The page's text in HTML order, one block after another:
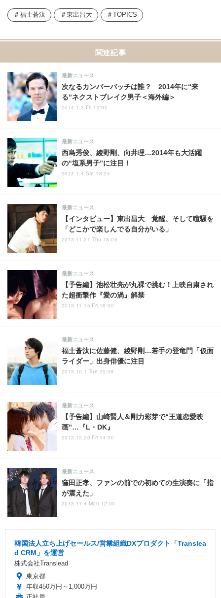
福士蒼汰 東出昌大 TOPICS
関連記事
次なるカンバーバッチは誰？ 2014年に“来
る”ネクストブレイク男子＜海外編＞
最新ニュース
2014.1.3 Fri 12:00
西島秀俊、綾野剛、向井理…2014年も大活躍
の“塩系男子”に注目！
最新ニュース
2014.1.4 Sat 18:24
【インタビュー】東出昌大 覚醒、そして喧騒を
「どこかで楽しんでる自分がいる」
最新ニュース
2013.11.21 Thu 18:00
【予告編】池松壮亮が丸裸で挑む！上映自粛され
た超衝撃作『愛の渦』解禁
最新ニュース
2013.11.15 Fri 18:00
福士蒼汰に佐藤健、綾野剛…若手の登竜門「仮面
ライダー」出身俳優に注目
最新ニュース
2013.10.1 Tue 20:08
【予告編】山崎賢人＆剛力彩芽で“王道恋愛映
画”…『L・DK』
最新ニュース
2013.12.20 Fri 14:30
窪田正孝、ファンの前での初めての生演奏に「指
が震えた」
最新ニュース
2013.11.4 Mon 12:00
韓国法人立ち上げセールス/営業組織DXプロダクト「Translea
d CRM」を運営
株式会社Translead
東京都
年収450万円～1,000万円